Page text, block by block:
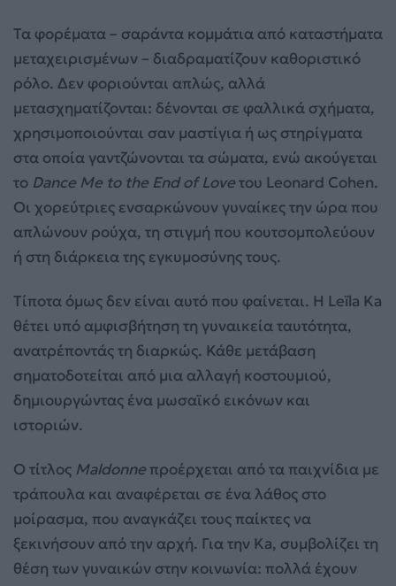
Τα φορέματα – σαράντα κομμάτια από καταστήματα
μεταχειρισμένων – διαδραματίζουν καθοριστικό
ρόλο. Δεν φοριούνται απλώς, αλλά
μετασχηματίζονται: δένονται σε φαλλικά σχήματα,
χρησιμοποιούνται σαν μαστίγια ή ως στηρίγματα
στα οποία γαντζώνονται τα σώματα, ενώ ακούγεται
το Dance Me to the End of Loveτου Leonard Cohen.
Οι χορεύτριες ενσαρκώνουν γυναίκες την ώρα που
απλώνουν ρούχα, τη στιγμή που κουτσομπολεύουν
ή στη διάρκεια της εγκυμοσύνης τους.
Τίποτα όμως δεν είναι αυτό που φαίνεται. Η Leïla Ka
θέτει υπό αμφισβήτηση τη γυναικεία ταυτότητα,
ανατρέποντάς τη διαρκώς. Κάθε μετάβαση
σηματοδοτείται από μια αλλαγή κοστουμιού,
δημιουργώντας ένα μωσαϊκό εικόνων και
ιστοριών.
Ο τίτλος Maldonne προέρχεται από τα παιχνίδια με
τράπουλα και αναφέρεται σε ένα λάθος στο
μοίρασμα, που αναγκάζει τους παίκτες να
ξεκινήσουν από την αρχή. Για την Ka, συμβολίζει τη
θέση των γυναικών στην κοινωνία: πολλά έχουν